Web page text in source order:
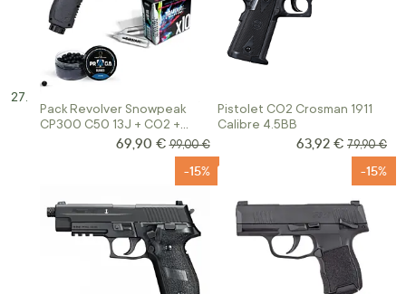
Pack Revolver Snowpeak
CP300 C50 13J + CO2 +
Prix Spécial
69,90 € Prix normal
99,00 €
Pistolet CO2 Crosman 1911
Calibre 4.5BB
Prix Spécial
63,92 € Prix
79,90 €
-15% -15%